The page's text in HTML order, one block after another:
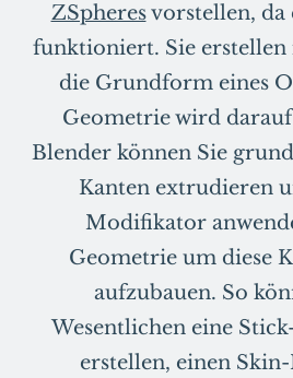
ZSpheresvorstellen, da
funktioniert. Sie erstellen
die Grundform eines
Geometrie wird
Blender können Sie
Kanten extrudieren
Modifikator
Geometrie um diese
aufzubauen. So
Wesentlichen eine
erstellen, einen